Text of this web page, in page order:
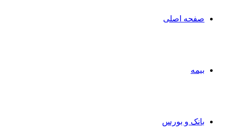
صفحه اصلی
بیمه
بانک و بورس